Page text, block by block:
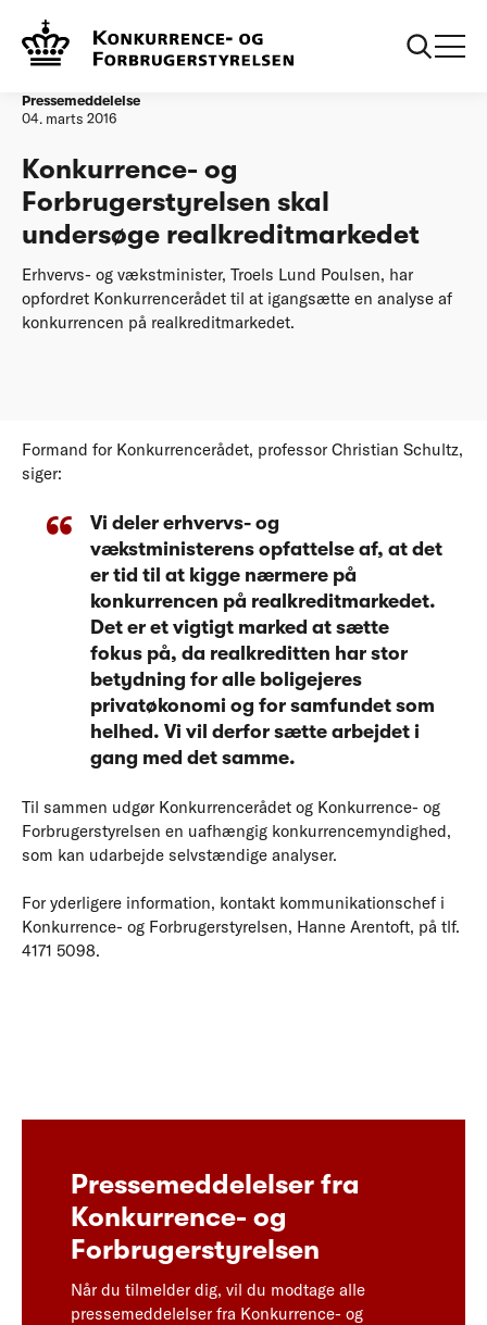
Forside
realkreditmarkedet
Pressemeddelelse
04. marts 2016
Konkurrence- og
Forbrugerstyrelsen skal
undersøge realkreditmarkedet
Erhvervs- og vækstminister, Troels Lund Poulsen, har
opfordret Konkurrencerådet til at igangsætte en analyse af
konkurrencen på realkreditmarkedet.
Formand for Konkurrencerådet, professor Christian Schultz,
siger:
Vi deler erhvervs- og
vækstministerens opfattelse af, at det
er tid til at kigge nærmere på
konkurrencen på realkreditmarkedet.
Det er et vigtigt marked at sætte
fokus på, da realkreditten har stor
betydning for alle boligejeres
privatøkonomi og for samfundet som
helhed. Vi vil derfor sætte arbejdet i
gang med det samme.
Til sammen udgør Konkurrencerådet og Konkurrence- og
Forbrugerstyrelsen en uafhængig konkurrencemyndighed,
som kan udarbejde selvstændige analyser.
For yderligere information, kontakt kommunikationschef i
Konkurrence- og Forbrugerstyrelsen, Hanne Arentoft, på tlf.
4171 5098.
Pressemeddelelser fra
Konkurrence- og
Forbrugerstyrelsen
Når du tilmelder dig, vil du modtage alle
pressemeddelelser fra Konkurrence- og